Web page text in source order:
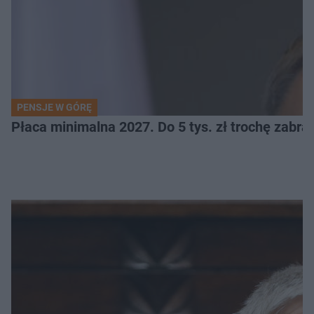
PENSJE W GÓRĘ
Płaca minimalna 2027. Do 5 tys. zł trochę